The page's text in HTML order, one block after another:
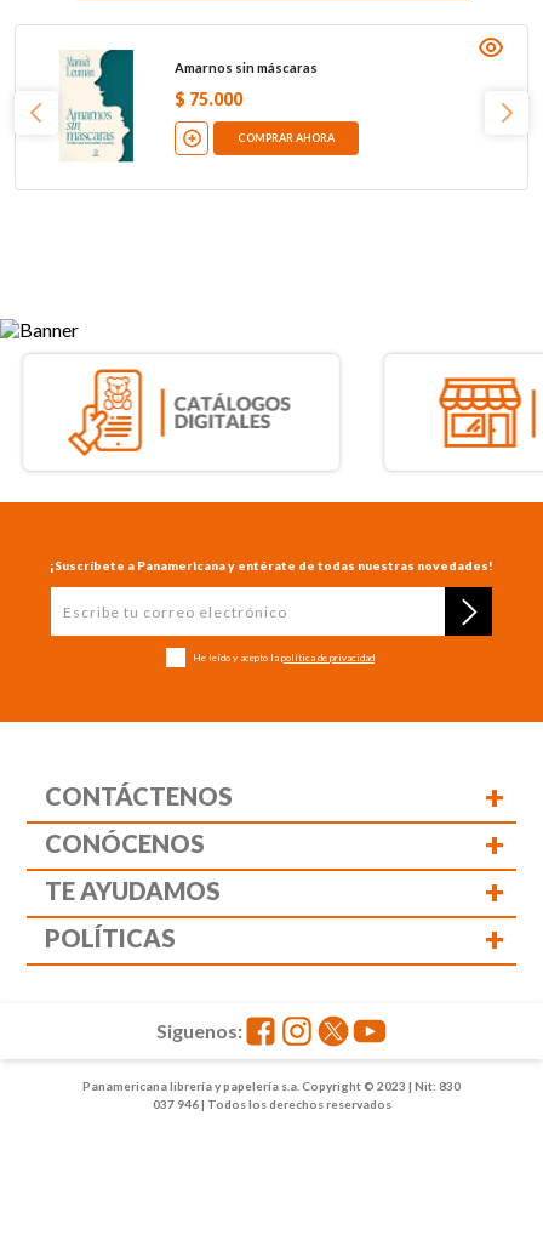
Amarnos sin máscaras
$ 75.000
COMPRAR AHORA
¡Suscríbete a Panamericana y entérate de todas nuestras novedades!
He leído y acepto la política de privacidad
CONTÁCTENOS +
CONÓCENOS +
TE AYUDAMOS +
POLÍTICAS +
Panamericana librería y papelería s.a. Copyright © 2023 | Nit: 830
037 946 | Todos los derechos reservados
Siguenos: